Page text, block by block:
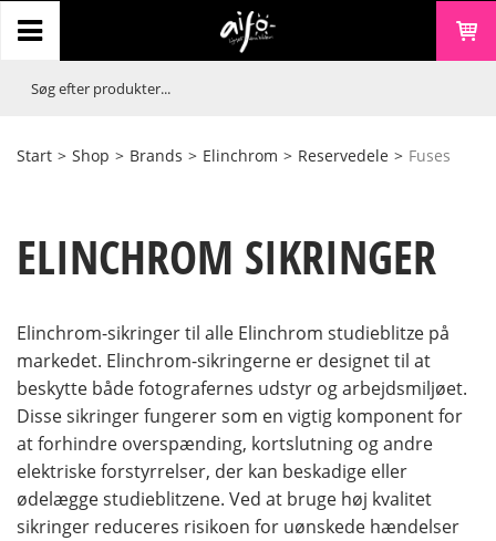
Start > Shop > Brands > Elinchrom > Reservedele > Fuses
ELINCHROM SIKRINGER
Elinchrom-sikringer til alle Elinchrom studieblitze på
markedet. Elinchrom-sikringerne er designet til at
beskytte både fotografernes udstyr og arbejdsmiljøet.
Disse sikringer fungerer som en vigtig komponent for
at forhindre overspænding, kortslutning og andre
elektriske forstyrrelser, der kan beskadige eller
ødelægge studieblitzene. Ved at bruge høj kvalitet
sikringer reduceres risikoen for uønskede hændelser